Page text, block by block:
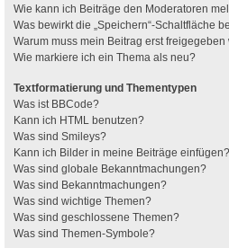
Wie kann ich Beiträge den Moderatoren
Was bewirkt die „Speichern“-Schaltfläche
Warum muss mein Beitrag erst freigegeben
Wie markiere ich ein Thema als neu?
Textformatierung und Thementypen
Was ist BBCode?
Kann ich HTML benutzen?
Was sind Smileys?
Kann ich Bilder in meine Beiträge einfügen?
Was sind globale Bekanntmachungen?
Was sind Bekanntmachungen?
Was sind wichtige Themen?
Was sind geschlossene Themen?
Was sind Themen-Symbole?